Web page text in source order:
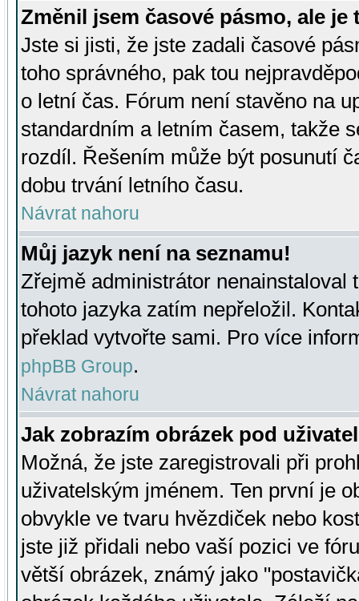
Změnil jsem časové pásmo, ale je
Jste si jisti, že jste zadali časové
toho správného, pak tou
o letní čas. Fórum není stavěno na
standardním a letním časem, takže
rozdíl. Řešením může být posunutí
dobu trvání letního času.
Návrat nahoru
Můj jazyk není na seznamu!
Zřejmě administrátor nenainstaloval
tohoto jazyka zatím nepřeložil.
překlad vytvořte sami. Pro více
phpBB Group.
Návrat nahoru
Jak zobrazím obrázek pod
Možná, že jste zaregistrovali při
uživatelským jménem. Ten první je
obvykle ve tvaru hvězdiček nebo
jste již přidali nebo vaší pozici ve
větší obrázek, známý jako